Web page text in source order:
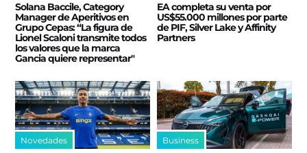
Solana Baccile, Category
Manager de Aperitivos en
Grupo Cepas: “La figura de
Lionel Scaloni transmite todos
los valores que la marca
Gancia quiere representar"
EA completa su venta por
US$55.000 millones por parte
de PIF, Silver Lake y Affinity
Partners
Novedades Business